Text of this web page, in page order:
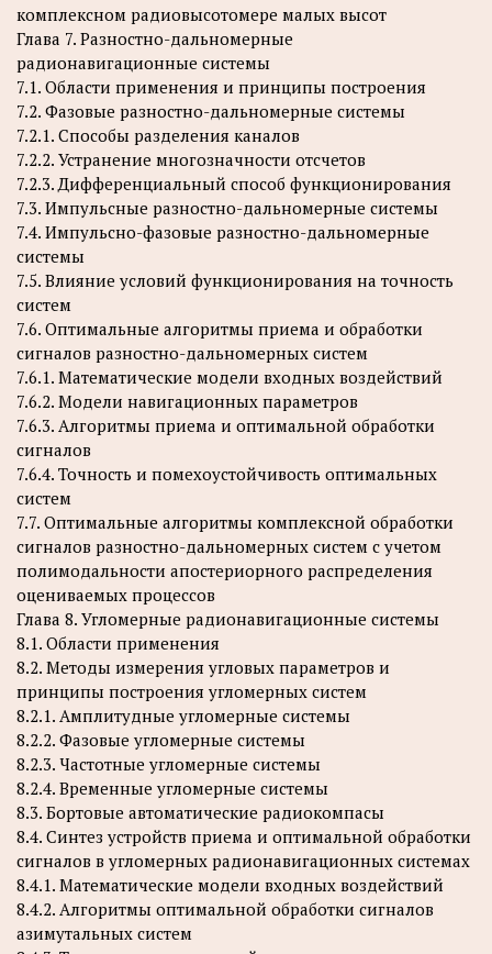
комплексном радиовысотомере малых высот
Глава 7. Разностно-дальномерные
радионавигационные системы
7.1. Области применения и принципы построения
7.2. Фазовые разностно-дальномерные системы
7.2.1. Способы разделения каналов
7.2.2. Устранение многозначности отсчетов
7.2.3. Дифференциальный способ функционирования
7.3. Импульсные разностно-дальномерные системы
7.4. Импульсно-фазовые разностно-дальномерные
системы
7.5. Влияние условий функционирования на точность
систем
7.6. Оптимальные алгоритмы приема и обработки
сигналов разностно-дальномерных систем
7.6.1. Математические модели входных воздействий
7.6.2. Модели навигационных параметров
7.6.3. Алгоритмы приема и оптимальной обработки
сигналов
7.6.4. Точность и помехоустойчивость оптимальных
систем
7.7. Оптимальные алгоритмы комплексной обработки
сигналов разностно-дальномерных систем с учетом
полимодальности апостериорного распределения
оцениваемых процессов
Глава 8. Угломерные радионавигационные системы
8.1. Области применения
8.2. Методы измерения угловых параметров и
принципы построения угломерных систем
8.2.1. Амплитудные угломерные системы
8.2.2. Фазовые угломерные системы
8.2.3. Частотные угломерные системы
8.2.4. Временные угломерные системы
8.3. Бортовые автоматические радиокомпасы
8.4. Синтез устройств приема и оптимальной обработки
сигналов в угломерных радионавигационных системах
8.4.1. Математические модели входных воздействий
8.4.2. Алгоритмы оптимальной обработки сигналов
азимутальных систем